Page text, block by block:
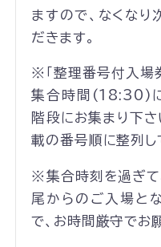
ますので、なくな
だきます。
※「整理番号付入場
集合時間(18:30)
階段にお集まり下さ
載の番号順に整列し
※集合時刻を過ぎて
尾からのご入場と
で、お時間厳守でお